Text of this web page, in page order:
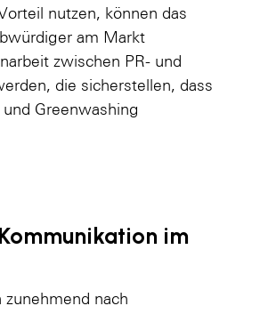
nutzen, können das
am Markt
zwischen PR- und
die sicherstellen, dass
Greenwashing
im
nach